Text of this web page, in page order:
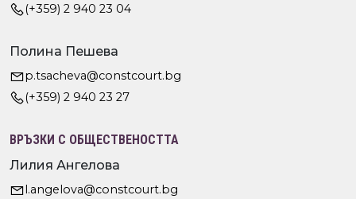
(+359) 2 940 23 04
Полина Пешева
p.tsacheva@constcourt.bg
(+359) 2 940 23 27
ВРЪЗКИ С ОБЩЕСТВЕНОСТТА
Лилия Ангелова
l.angelova@constcourt.bg